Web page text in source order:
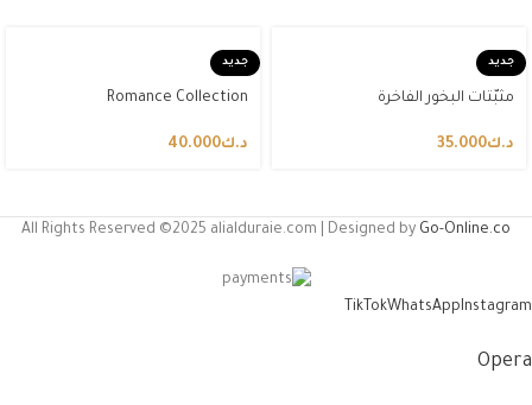
جديد
مثبّتات البخور الفاخرة
د.ك35.000
جديد
Romance Collection
د.ك40.000
All Rights Reserved ©2025 alialduraie.com | Designed by Go-Online.co
Instagram
WhatsApp
TikTok
Opera